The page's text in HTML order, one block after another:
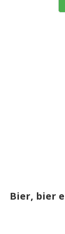
Bier, bier